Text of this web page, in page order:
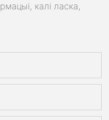
калі ласка,